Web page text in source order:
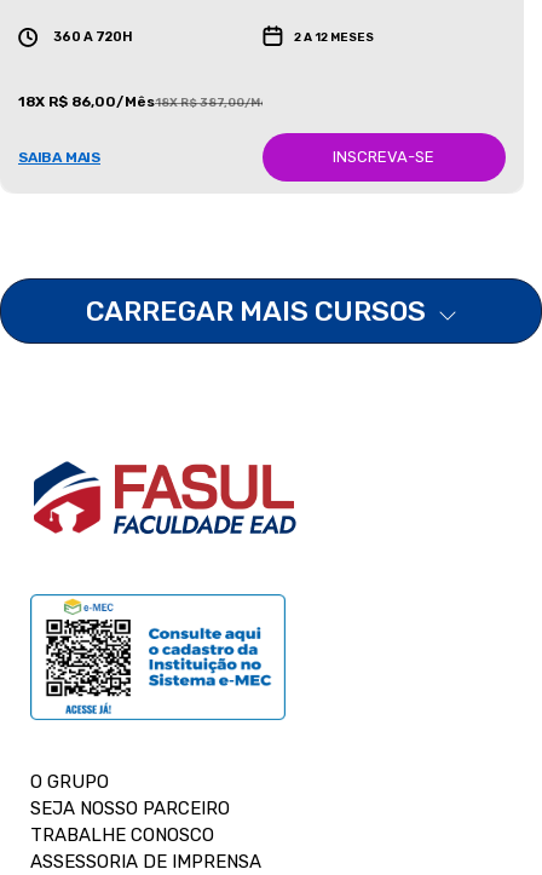
360 A 720H 2 A 12 MESES
18X R$ 86,00/Mês18X R$ 387,00/Mês
SAIBA MAIS INSCREVA-SE
CARREGAR MAIS CURSOS
O GRUPO
SEJA NOSSO PARCEIRO
TRABALHE CONOSCO
ASSESSORIA DE IMPRENSA